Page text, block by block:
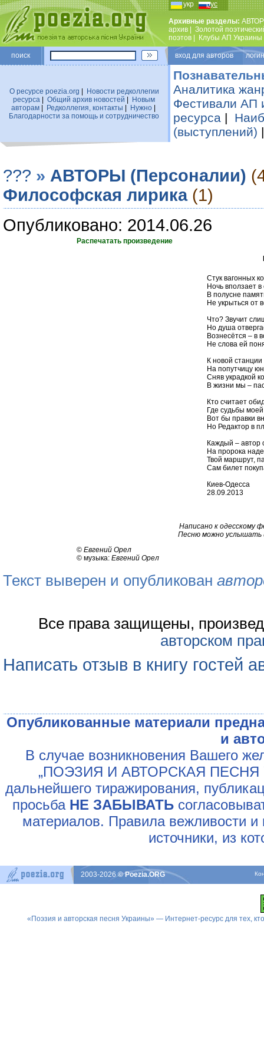
укр рус
Архивные разделы:
архив
Золотой
поэтов
Клубы АП Украины
поиск вход для авторов
О ресурсе poezia.org
Новости редколлегии
ресурса
Общий архив новостей
Новым
авторам| Редколлегия, контакты Нужно|
Благодарности за помощь и сотрудничество
Аналитика
Фестивали АП
ресурса |
(выступлений)
??? » АВТОРЫ (Персоналии)
Философская лирика (1)
Опубликовано: 2014.06.26
Распечатать произведение
Стук вагонных
Ночь вползает
В полусне
Не укрыться от
Что? Звучит
Но душа
Вознесётся – в
Не слова ей
К новой
На попутчицу
Сняв украдкой
В жизни мы –
Кто считает
Где судьбы
Вот бы правки
Но Редактор в
Каждый – автор
На пророка
Твой маршрут,
Сам билет
Киев-Одесса
28.09.2013
Написано к одесскому
Песню можно услышать
© Евгений Орел
© музыка: Евгений Орел
Текст выверен и опубликован
Все права защищены,
авторском
Написать отзыв в книгу гостей
Опубликованные материали
и
В случае возникновения Вашего
„ПОЭЗИЯ И АВТОРСКАЯ ПЕСНЯ
дальнейшего тиражирования,
просьба НЕ ЗАБЫВАТЬ
материалов. Правила вежливости и
источники, из
2003-2026© Poezia.ORG
«Поэзия и авторская песня Украины» — Интернет-ресурс для тех,